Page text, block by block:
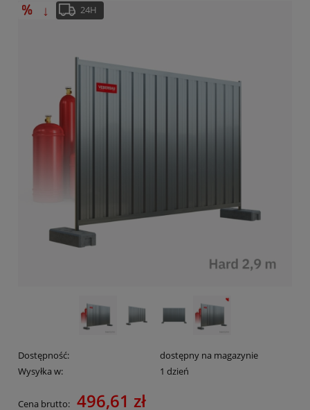
↓
24H
Dostępność:
dostępny na magazynie
Wysyłka w:
1 dzień
Cena brutto: 496,61 zł